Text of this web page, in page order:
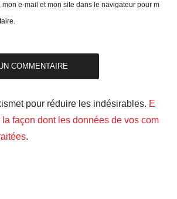
mon e-mail et mon site dans le navigateur pour m
pour réduire les indésirables. E
façon dont les données de vos com
.